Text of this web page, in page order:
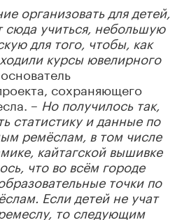
организовать для детей,
учиться, небольшую
для того, чтобы, как
курсы ювелирного
сохраняющего
– Но получилось так,
статистику и данные по
ремёслам, в том числе
кайтагской вышивке
что во всём городе
точки по
Если детей не учат
то следующим